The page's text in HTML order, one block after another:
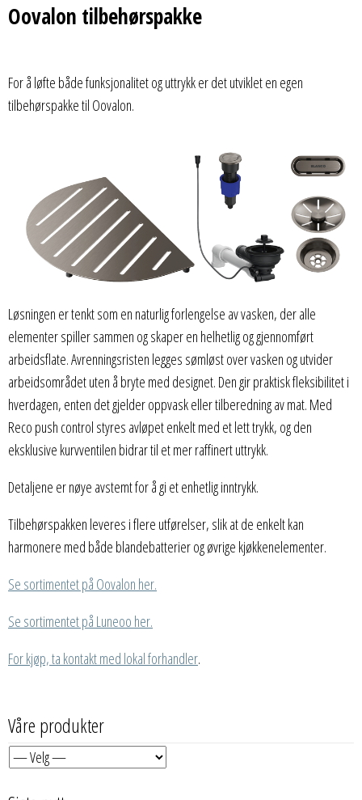
Oovalon tilbehørspakke
For å løfte både funksjonalitet og uttrykk er det utviklet en egen
tilbehørspakke til Oovalon.
Løsningen er tenkt som en naturlig forlengelse av vasken, der alle
elementer spiller sammen og skaper en helhetlig og gjennomført
arbeidsflate. Avrenningsristen legges sømløst over vasken og utvider
arbeidsområdet uten å bryte med designet. Den gir praktisk fleksibilitet i
hverdagen, enten det gjelder oppvask eller tilberedning av mat. Med
Reco push control styres avløpet enkelt med et lett trykk, og den
eksklusive kurvventilen bidrar til et mer raffinert uttrykk.
Detaljene er nøye avstemt for å gi et enhetlig inntrykk.
Tilbehørspakken leveres i flere utførelser, slik at de enkelt kan
harmonere med både blandebatterier og øvrige kjøkkenelementer.
Se sortimentet på Oovalon her.
Se sortimentet på Luneoo her.
For kjøp, ta kontakt med lokal forhandler.
Våre produkter